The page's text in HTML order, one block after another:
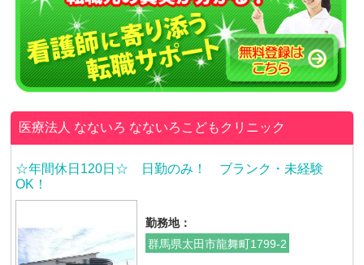
医療法人 なないろ なないろこどもクリニック
☆年間休日120日☆ 日勤のみ！ ブランク・未経験
OK！
勤務地：
群馬県太田市龍舞町1799-2